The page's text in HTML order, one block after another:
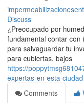
Discuss
¿Preocupado por
fundamental contar con
para salvaguardar tu
para cubiertas, bajos
https://
expertas-en-esta-
Comments